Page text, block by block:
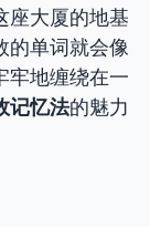
座大厦的地基
的单词就会像
牢地缠绕在一
记忆法的魅力